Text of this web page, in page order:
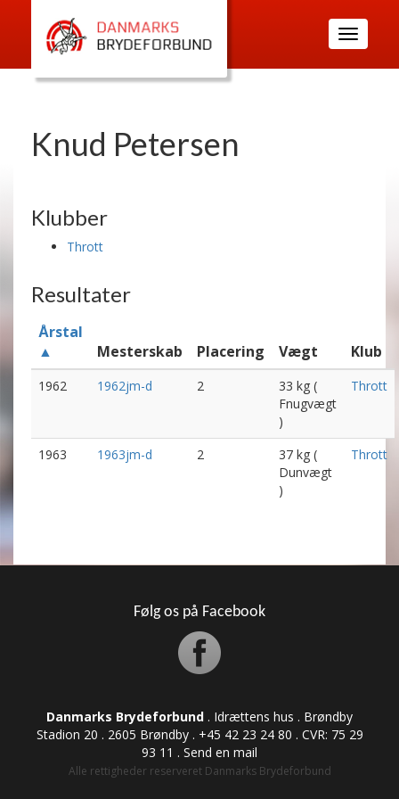
Toggle
navigation
Knud Petersen
Klubber
Thrott
Resultater
Årstal
▲
Mesterskab Placering Vægt Klub
1962 1962jm-d 2
33 kg (
Fnugvægt
)
Thrott
1963 1963jm-d 2
37 kg (
Dunvægt
)
Thrott
Følg os på Facebook
Danmarks Brydeforbund . Idrættens hus . Brøndby
Stadion 20 . 2605 Brøndby . +45 42 23 24 80 . CVR: ​​​​​​75 29
93 11 . Send en mail
Alle rettigheder reserveret Danmarks Brydeforbund